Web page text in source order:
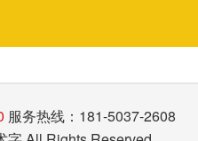
服务热线：181-5037-2608